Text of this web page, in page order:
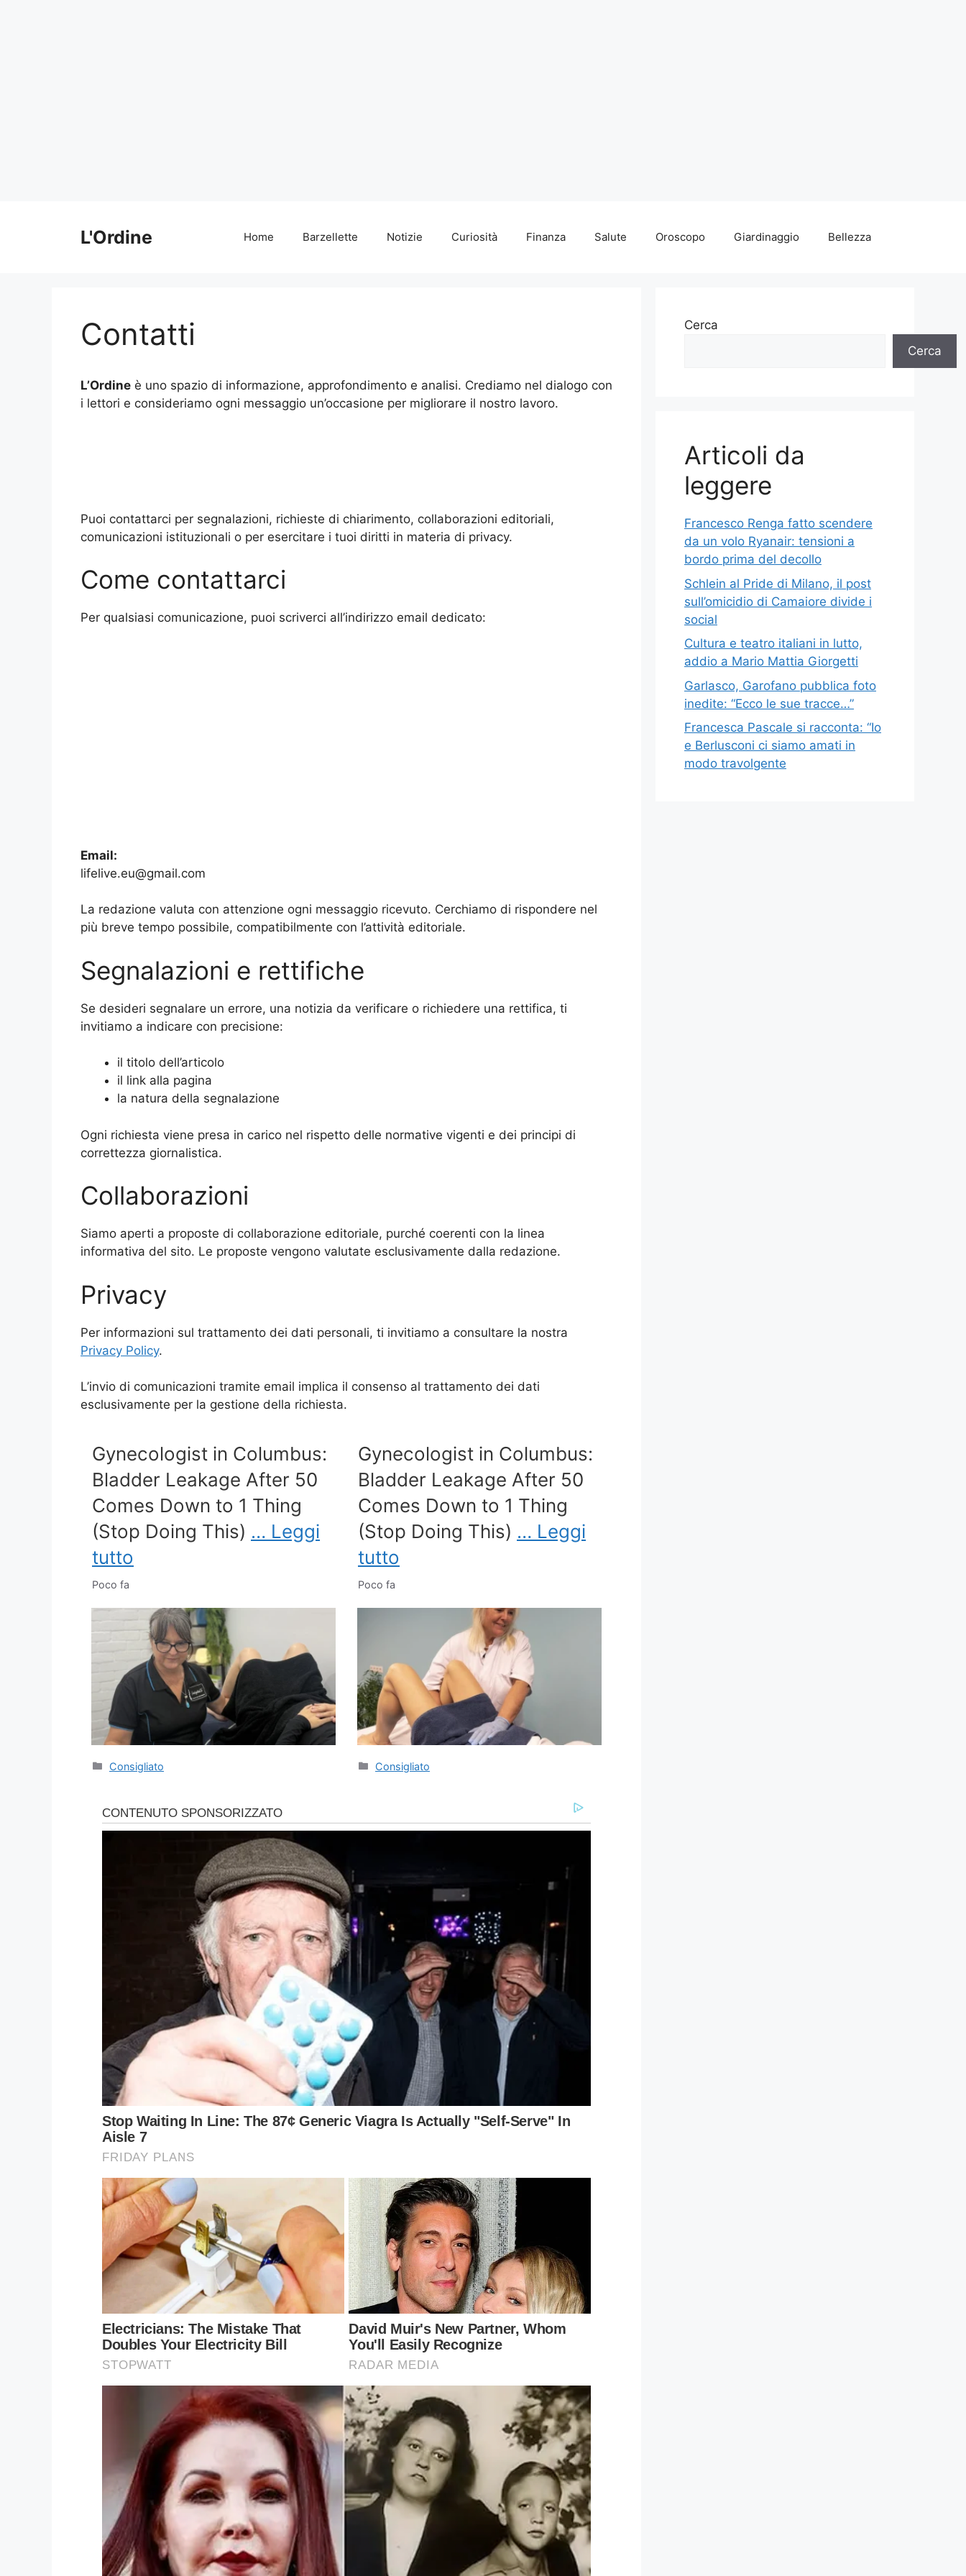
L'Ordine Home Barzellette Notizie Curiosità Finanza Salute Oroscopo Giardinaggio Bellezza
Contatti
L’Ordine è uno spazio di informazione, approfondimento e analisi. Crediamo nel dialogo con
i lettori e consideriamo ogni messaggio un’occasione per migliorare il nostro lavoro.
Puoi contattarci per segnalazioni, richieste di chiarimento, collaborazioni editoriali,
comunicazioni istituzionali o per esercitare i tuoi diritti in materia di privacy.
Come contattarci
Per qualsiasi comunicazione, puoi scriverci all’indirizzo email dedicato:
Email:
lifelive.eu@gmail.com
La redazione valuta con attenzione ogni messaggio ricevuto. Cerchiamo di rispondere nel
più breve tempo possibile, compatibilmente con l’attività editoriale.
Segnalazioni e rettifiche
Se desideri segnalare un errore, una notizia da verificare o richiedere una rettifica, ti
invitiamo a indicare con precisione:
il titolo dell’articolo
il link alla pagina
la natura della segnalazione
Ogni richiesta viene presa in carico nel rispetto delle normative vigenti e dei principi di
correttezza giornalistica.
Collaborazioni
Siamo aperti a proposte di collaborazione editoriale, purché coerenti con la linea
informativa del sito. Le proposte vengono valutate esclusivamente dalla redazione.
Privacy
Per informazioni sul trattamento dei dati personali, ti invitiamo a consultare la nostra
Privacy Policy.
L’invio di comunicazioni tramite email implica il consenso al trattamento dei dati
esclusivamente per la gestione della richiesta.
Gynecologist in Columbus:
Bladder Leakage After 50
Comes Down to 1 Thing
(Stop Doing This)
Gynecologist in Columbus:
Bladder Leakage After 50
Comes Down to 1 Thing
(Stop Doing This)
Cerca
Cerca
Articoli da
leggere
Francesco Renga fatto scendere
da un volo Ryanair: tensioni a
bordo prima del decollo
Schlein al Pride di Milano, il post
sull’omicidio di Camaiore divide i
social
Cultura e teatro italiani in lutto,
addio a Mario Mattia Giorgetti
Garlasco, Garofano pubblica foto
inedite: “Ecco le sue tracce…”
Francesca Pascale si racconta: “Io
e Berlusconi ci siamo amati in
modo travolgente